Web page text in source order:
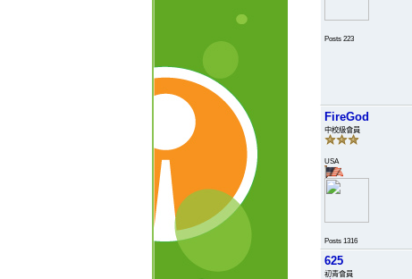
Posts 223
FireGod
中校級會員
USA
Posts 1316
625
初青會員